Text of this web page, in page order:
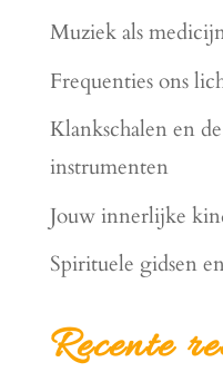
Muziek als
Frequenties ons
Klankschalen en
instrumenten
Jouw innerlijke
Spirituele gidsen
Recente